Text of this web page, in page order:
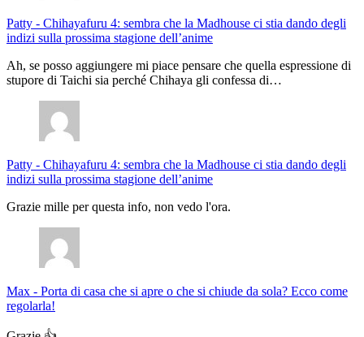
Patty - Chihayafuru 4: sembra che la Madhouse ci stia dando degli
indizi sulla prossima stagione dell’anime
Ah, se posso aggiungere mi piace pensare che quella espressione di
stupore di Taichi sia perché Chihaya gli confessa di…
Patty - Chihayafuru 4: sembra che la Madhouse ci stia dando degli
indizi sulla prossima stagione dell’anime
Grazie mille per questa info, non vedo l'ora.
Max - Porta di casa che si apre o che si chiude da sola? Ecco come
regolarla!